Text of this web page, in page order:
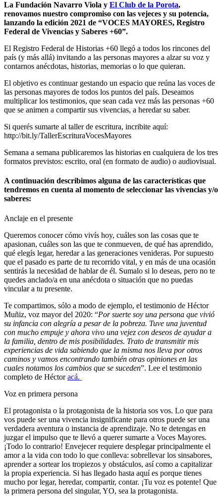
La Fundación Navarro Viola y El Club de la Porota,
renovamos nuestro compromiso con las vejeces y su potencia,
lanzando la edición 2021 de “VOCES MAYORES, Registro
Federal de Vivencias y Saberes +60”.
El Registro Federal de Historias +60 llegó a todos los rincones del
país (y más allá) invitando a las personas mayores a alzar su voz y
contarnos anécdotas, historias, memorias o lo que quieran.
El objetivo es continuar gestando un espacio que reúna las voces de
las personas mayores de todos los puntos del país. Deseamos
multiplicar los testimonios, que sean cada vez más las personas +60
que se animen a compartir sus vivencias, a heredar su saber.
Si querés sumarte al taller de escritura, incribite aquí:
http://bit.ly/TallerEscrituraVocesMayores
Semana a semana publicaremos las historias en cualquiera de los tres
formatos previstos: escrito, oral (en formato de audio) o audiovisual.
A continuación describimos alguna de las características que
tendremos en cuenta al momento de seleccionar las vivencias y/o
saberes:
Anclaje en el presente
Queremos conocer cómo vivís hoy, cuáles son las cosas que te
apasionan, cuáles son las que te conmueven, de qué has aprendido,
qué elegís legar, heredar a las generaciones venideras. Por supuesto
que el pasado es parte de tu recorrido vital, y en más de una ocasión
sentirás la necesidad de hablar de él. Sumalo si lo deseas, pero no te
quedes anclado/a en una anécdota o situación que no puedas
vincular a tu presente.
Te compartimos, sólo a modo de ejemplo, el testimonio de Héctor
Muñiz, voz mayor del 2020: “Por suerte soy una persona que vivió
su infancia con alegría a pesar de la pobreza. Tuve una juventud
con mucho empuje y ahora vivo una vejez con deseos de ayudar a
la familia, dentro de mis posibilidades. Trato de transmitir mis
experiencias de vida sabiendo que la misma nos lleva por otros
caminos y vamos encontrando también otras opiniones en las
cuales notamos los cambios que se suceden”. Lee el testimonio
completo de Héctoracá.
Voz en primera persona
El protagonista o la protagonista de la historia sos vos. Lo que para
vos puede ser una vivencia insignificante para otros puede ser una
verdadera aventura o instancia de aprendizaje. No te detengas en
juzgar el impulso que te llevó a querer sumarte a Voces Mayores.
¡Todo lo contrario! Envejecer requiere desplegar principalmente el
amor a la vida con todo lo que conlleva: sobrellevar los sinsabores,
aprender a sortear los tropiezos y obstáculos, así como a capitalizar
la propia experiencia. Si has llegado hasta aquí es porque tienes
mucho por legar, heredar, compartir, contar. ¡Tu voz es potente! Que
la primera persona del singular, YO, sea la protagonista.